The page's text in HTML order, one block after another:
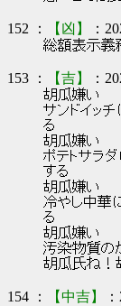
152 ： 【凶】 ：
総額表示義
153 ： 【吉】 ：
胡瓜嫌い
サンドイッ
る
胡瓜嫌い
ポテトサラ
する
胡瓜嫌い
冷やし中華
る
胡瓜嫌い
汚染物質の
胡瓜氏ね！
154 ： 【中吉】